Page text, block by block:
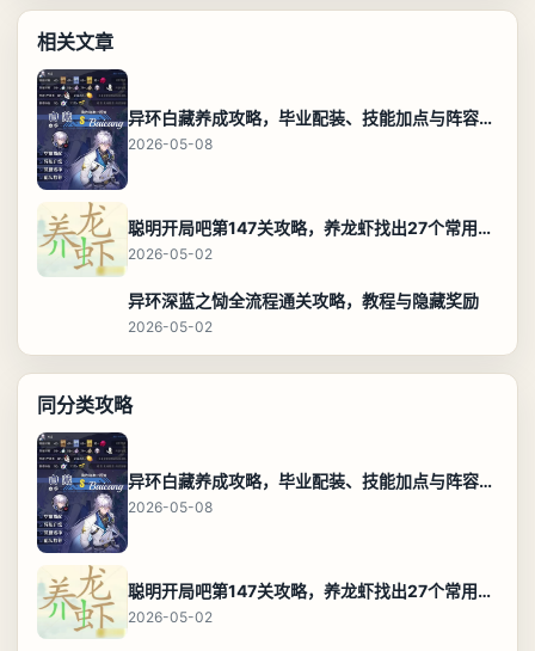
相关文章
异环白藏养成攻略，毕业配装、技能加点与阵容搭配保姆级解析
2026-05-08
聪明开局吧第147关攻略，养龙虾找出27个常用字通关答案
2026-05-02
异环深蓝之恸全流程通关攻略，教程与隐藏奖励
2026-05-02
同分类攻略
异环白藏养成攻略，毕业配装、技能加点与阵容搭配保姆级解析
2026-05-08
聪明开局吧第147关攻略，养龙虾找出27个常用字通关答案
2026-05-02